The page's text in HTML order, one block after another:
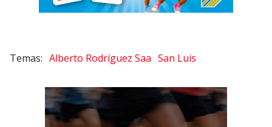
Alberto Rodríguez Saa San Luis